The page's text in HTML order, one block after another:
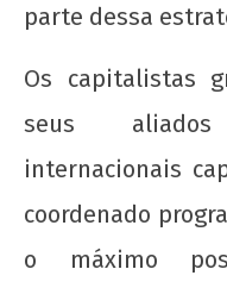
parte dessa
Os capitalistas
seus
internacionais
coordenado
o máximo